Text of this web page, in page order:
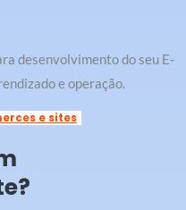
desenvolvimento do seu E-
e operação.
e sites